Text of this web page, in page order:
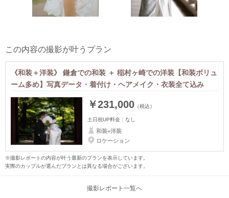
この内容の撮影が叶うプラン
《和装＋洋装》 鎌倉での和装 ＋ 稲村ヶ崎での洋装【和装ボリュ
ーム多め】写真データ・着付け・ヘアメイク・衣装全て込み
￥231,000 （税込）
土日祝UP料金： なし
和装+洋装
ロケーション
※撮影レポートの内容が叶う最新のプランを表示しています。
実際のカップルが選んだプランとは異なる場合がございます。
撮影レポート一覧へ